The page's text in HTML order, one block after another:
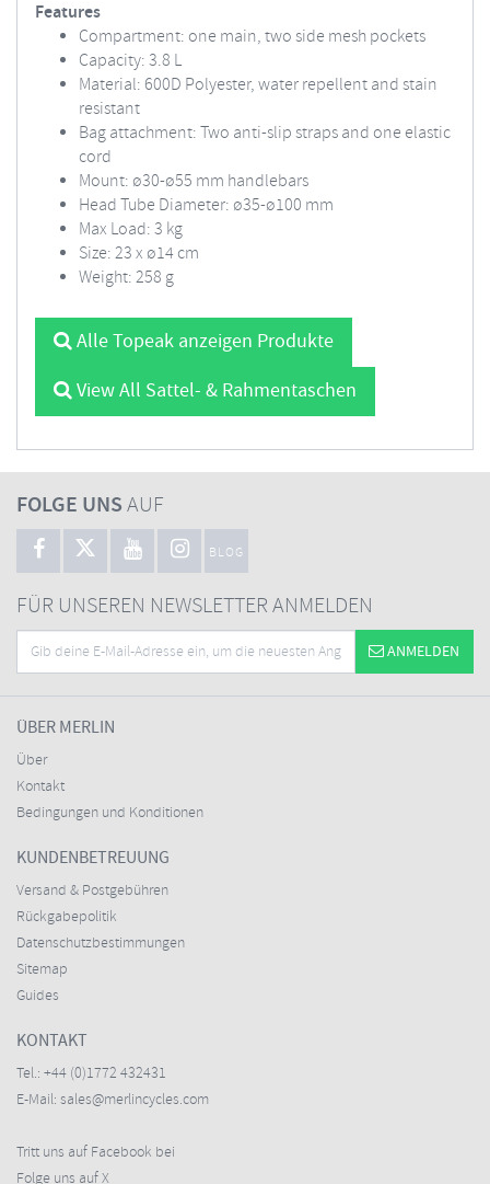
Features
Compartment: one main, two side mesh pockets
Capacity: 3.8 L
Material: 600D Polyester, water repellent and stain
resistant
Bag attachment: Two anti-slip straps and one elastic
cord
Mount: ø30-ø55 mm handlebars
Head Tube Diameter: ø35-ø100 mm
Max Load: 3 kg
Size: 23 x ø14 cm
Weight: 258 g
Alle Topeak anzeigen Produkte
View All Sattel- & Rahmentaschen
FOLGE UNSAUF
BLOG
FÜR UNSEREN NEWSLETTER ANMELDEN
ANMELDEN
ÜBER MERLIN
Über
Kontakt
Bedingungen und Konditionen
KUNDENBETREUUNG
Versand & Postgebühren
Rückgabepolitik
Datenschutzbestimmungen
Sitemap
Guides
KONTAKT
Tel.: +44 (0)1772 432431
E-Mail: sales@merlincycles.com
Tritt uns auf Facebook bei
Folge uns auf X